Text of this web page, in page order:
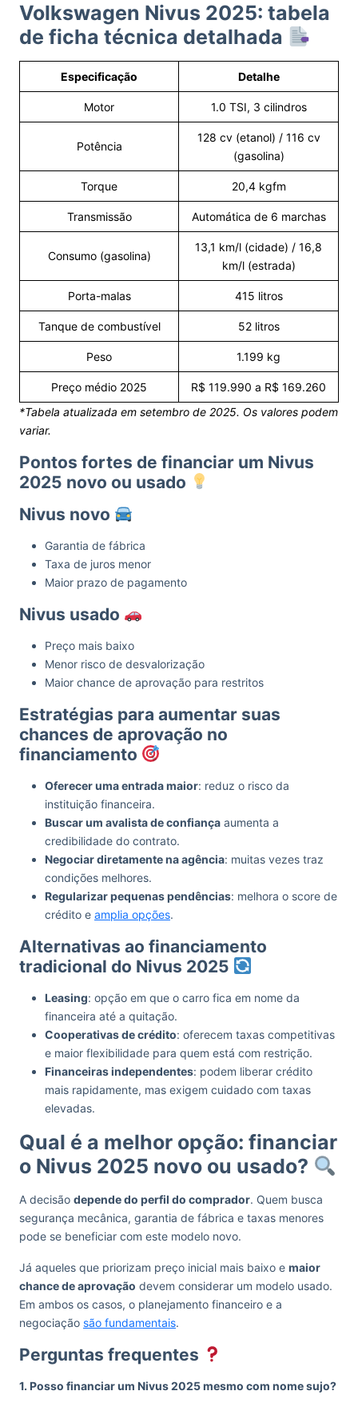
Volkswagen Nivus 2025: tabela
de ficha técnica detalhada
Especificação Detalhe
Motor 1.0 TSI, 3 cilindros
Potência
128 cv (etanol) / 116 cv
(gasolina)
Torque 20,4 kgfm
Transmissão Automática de 6 marchas
Consumo (gasolina)
13,1 km/l (cidade) / 16,8
km/l (estrada)
Porta-malas 415 litros
Tanque de combustível 52 litros
Peso 1.199 kg
Preço médio 2025
R$ 119.990 a R$ 169.260
*Tabela atualizada em setembro de 2025. Os valores podem
variar.
Pontos fortes de financiar um Nivus
2025 novo ou usado
Nivus novo
Garantia de fábrica
Taxa de juros menor
Maior prazo de pagamento
Nivus usado
Preço mais baixo
Menor risco de desvalorização
Maior chance de aprovação para restritos
Estratégias para aumentar suas
chances de aprovação no
financiamento
Oferecer uma entrada maior: reduz o risco da
instituição financeira.
Buscar um avalista de confiança aumenta a
credibilidade do contrato.
Negociar diretamente na agência: muitas vezes traz
condições melhores.
Regularizar pequenas pendências: melhora o score de
crédito e amplia opções.
Alternativas ao financiamento
tradicional do Nivus 2025
Leasing: opção em que o carro fica em nome da
financeira até a quitação.
Cooperativas de crédito: oferecem taxas competitivas
e maior flexibilidade para quem está com restrição.
Financeiras independentes: podem liberar crédito
mais rapidamente, mas exigem cuidado com taxas
elevadas.
Qual é a melhor opção: financiar
o Nivus 2025 novo ou usado?
A decisão depende do perfil do comprador. Quem busca
segurança mecânica, garantia de fábrica e taxas menores
pode se beneficiar com este modelo novo.
Já aqueles que priorizam preço inicial mais baixo e maior
chance de aprovação devem considerar um modelo usado.
Em ambos os casos, o planejamento financeiro e a
negociação são fundamentais.
Perguntas frequentes
1. Posso financiar um Nivus 2025 mesmo com nome sujo?